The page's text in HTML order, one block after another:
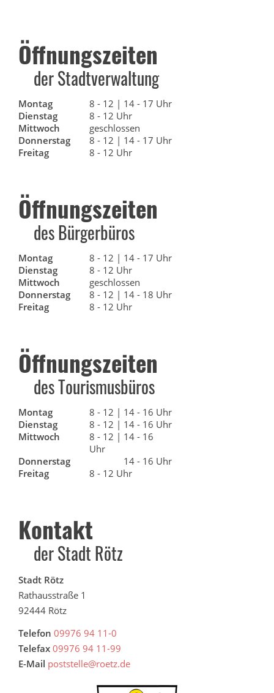
Öffnungszeiten
der Stadtverwaltung
Montag
8 - 12 | 14 - 17 Uhr
Dienstag
8 - 12 Uhr
Mittwoch
geschlossen
Donnerstag
8 - 12 | 14 - 17 Uhr
Freitag
8 - 12 Uhr
Öffnungszeiten
des Bürgerbüros
Montag
8 - 12 | 14 - 17 Uhr
Dienstag
8 - 12 Uhr
Mittwoch
geschlossen
Donnerstag
8 - 12 | 14 - 18 Uhr
Freitag
8 - 12 Uhr
Öffnungszeiten
des Tourismusbüros
Montag
8 - 12 | 14 - 16 Uhr
Dienstag
8 - 12 | 14 - 16 Uhr
Mittwoch
8 - 12 | 14 - 16
Uhr
Donnerstag
14 - 16 Uhr
Freitag
8 - 12 Uhr
Kontakt
der Stadt Rötz
Stadt Rötz
Rathausstraße 1
92444 Rötz
Telefon 09976 94 11-0
Telefax 09976 94 11-99
E-Mail poststelle@roetz.de